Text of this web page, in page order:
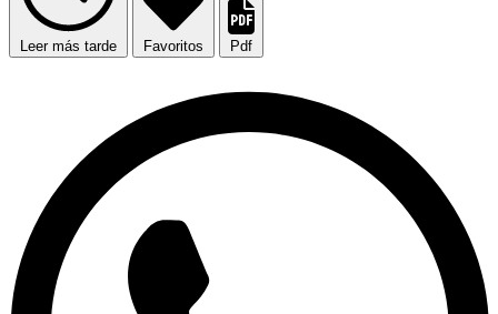
Leer más tarde Favoritos Pdf